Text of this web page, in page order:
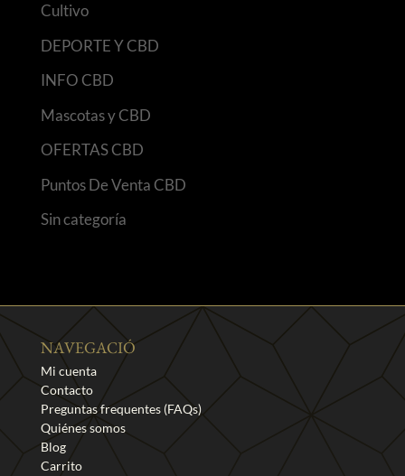
Cultivo
DEPORTE Y CBD
INFO CBD
Mascotas y CBD
OFERTAS CBD
Puntos De Venta CBD
Sin categoría
NAVEGACIÓ
Mi cuenta
Contacto
Preguntas frequentes (FAQs)
Quiénes somos
Blog
Carrito